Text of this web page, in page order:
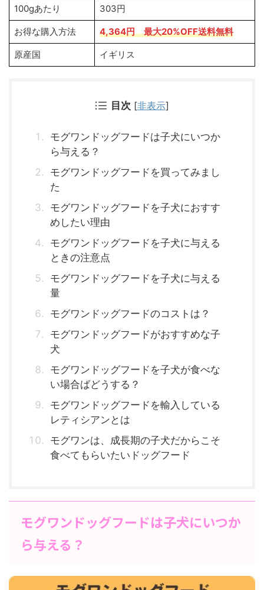
100gあたり 303円
お得な購入方法 4,364円 最大20%OFF送料無料
原産国 イギリス
目次 [非表示]
モグワンドッグフードは子犬にいつか
ら与える？
モグワンドッグフードを買ってみまし
た
モグワンドッグフードを子犬におすす
めしたい理由
モグワンドッグフードを子犬に与える
ときの注意点
モグワンドッグフードを子犬に与える
量
モグワンドッグフードのコストは？
モグワンドッグフードがおすすめな子
犬
モグワンドッグフードを子犬が食べな
い場合ばどうする？
モグワンドッグフードを輸入している
レティシアンとは
モグワンは、成長期の子犬だからこそ
食べてもらいたいドッグフード
モグワンドッグフードは子犬にいつか
ら与える？